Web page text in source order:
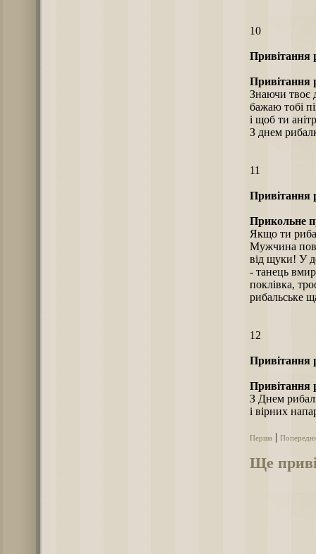
10
Привітання
Привітання
Знаючи твоє
бажаю тобі
і щоб ти
З днем
11
Привітання
Прикольне
Якщо ти
Мужчина
від щуки! У
- танець
поклівка,
рибальське
12
Привітання
Привітання
З Днем
і вірних
Перша
Ще